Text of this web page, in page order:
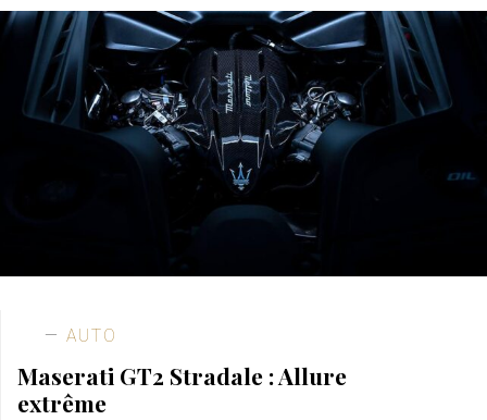
AUTO
Maserati GT2 Stradale : Allure
extrême